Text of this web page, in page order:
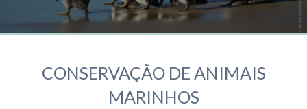
CONSERVAÇÃO DE ANIMAIS
MARINHOS